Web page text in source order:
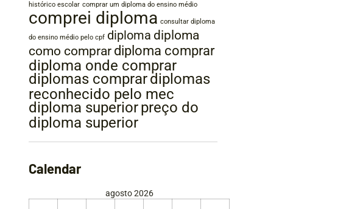
histórico escolar comprar um diploma do ensino médio
comprei diploma consultar diploma
do ensino médio pelo cpf diploma diploma
como comprar diploma comprar
diploma onde comprar
diplomas comprardiplomas
reconhecido pelo mec
diploma superiorpreço do
diploma superior
Calendar
agosto 2026